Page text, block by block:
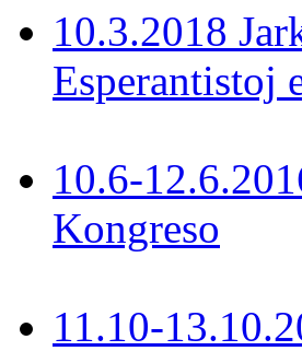
10.3.2018
Esperantistoj
10.6-
Kongreso
11.10-